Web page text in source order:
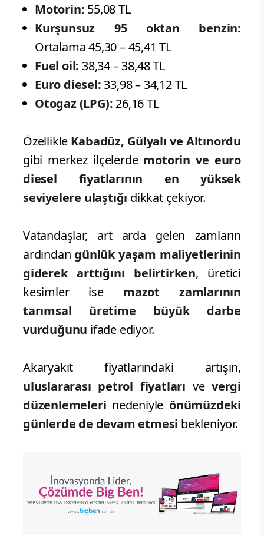
Motorin: 55,08 TL
Kurşunsuz 95 oktan benzin:
Ortalama 45,30 – 45,41 TL
Fuel oil: 38,34 – 38,48 TL
Euro diesel:33,98 – 34,12 TL
Otogaz (LPG): 26,16 TL
Özellikle Kabadüz, Gülyalı ve Altınordu
gibi merkez ilçelerde motorin ve euro
diesel fiyatlarının en yüksek
seviyelere ulaştığı dikkat çekiyor.
Vatandaşlar, art arda gelen zamların
ardından günlük yaşam maliyetlerinin
giderek arttığını belirtirken, üretici
kesimler ise mazot zamlarının
tarımsal üretime büyük darbe
vurduğunu ifade ediyor.
Akaryakıt fiyatlarındaki artışın,
uluslararası petrol fiyatları vevergi
düzenlemeleri nedeniyle önümüzdeki
günlerde de devam etmesi bekleniyor.